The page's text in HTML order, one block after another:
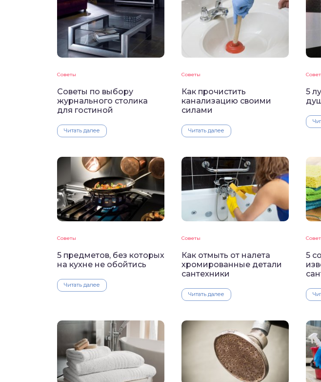
Советы
Советы по выбору
журнального столика
для гостиной
Читать далее
Советы
Как прочистить
канализацию своими
силами
Читать далее
5
Советы
5 предметов, без которых
на кухне не обойтись
Читать далее
Советы
Как отмыть от налета
хромированные детали
сантехники
Читать далее
5